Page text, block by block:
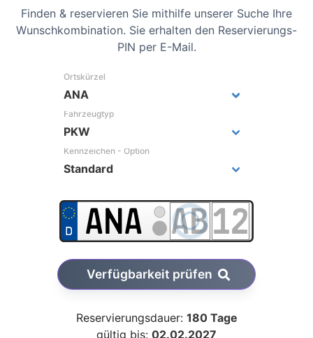
Finden & reservieren Sie mithilfe unserer Suche Ihre
Wunschkombination. Sie erhalten den Reservierungs-
PIN per E-Mail.
Ortskürzel
Fahrzeugtyp
Kennzeichen - Option
Verfügbarkeit prüfen
Reservierungsdauer: 180 Tage
gültig bis: 02.02.2027